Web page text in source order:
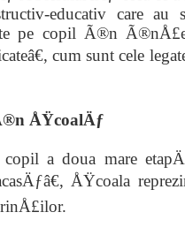
educativ care au
pe copil Ã®n
cum sunt cele
ÅŸcoalÄƒ
copil a doua mare
ÅŸcoala